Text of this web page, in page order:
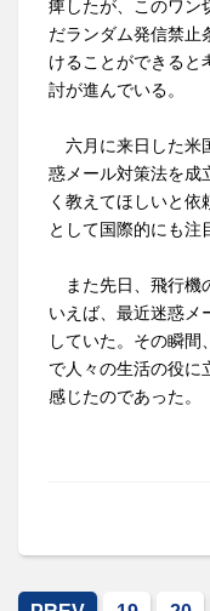
痺したが、このワン
だランダム発信禁止
けることができると
討が進んでいる。
六月に来日した米
惑メール対策法を成
く教えてほしいと
として国際的にも注
また先日、飛行機
いえば、最近迷惑メ
していた。その瞬
で人々の生活の役に
感じたのであった。